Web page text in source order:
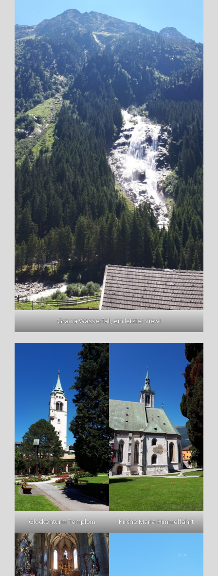
Grawa Wasserfall, ein letzter View!
Glockenturm Templom Kirche Maria Himmelfahrt